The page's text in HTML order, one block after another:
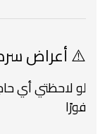
⚠️ أعراض
لو لاحظتي أي
فورًا